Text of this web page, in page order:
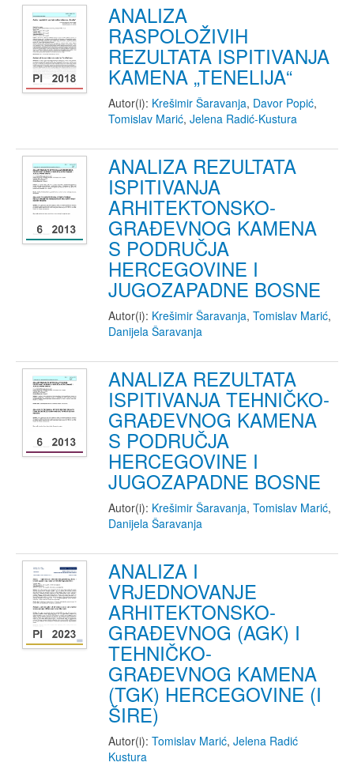
ANALIZA
RASPOLOŽIVIH
REZULTATA ISPITIVANJA
KAMENA „TENELIJA“
Autor(i): Krešimir Šaravanja, Davor Popić,
Tomislav Marić, Jelena Radić-Kustura
ANALIZA REZULTATA
ISPITIVANJA
ARHITEKTONSKO-
GRAĐEVNOG KAMENA
S PODRUČJA
HERCEGOVINE I
JUGOZAPADNE BOSNE
Autor(i): Krešimir Šaravanja, Tomislav Marić,
Danijela Šaravanja
ANALIZA REZULTATA
ISPITIVANJA TEHNIČKO-
GRAĐEVNOG KAMENA
S PODRUČJA
HERCEGOVINE I
JUGOZAPADNE BOSNE
Autor(i): Krešimir Šaravanja, Tomislav Marić,
Danijela Šaravanja
ANALIZA I
VRJEDNOVANJE
ARHITEKTONSKO-
GRAĐEVNOG (AGK) I
TEHNIČKO-
GRAĐEVNOG KAMENA
(TGK) HERCEGOVINE (I
ŠIRE)
Autor(i): Tomislav Marić, Jelena Radić
Kustura